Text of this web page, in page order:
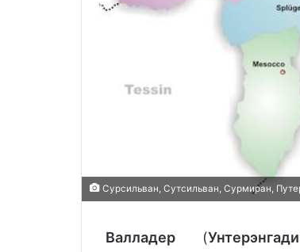
Сурсильван, Сутсильван, Сурмиран,
Валладер (